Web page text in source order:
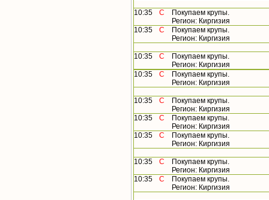
10:35 С
Покупаем крупы.
Регион: Киргизия
10:35
С
Покупаем крупы.
Регион: Киргизия
10:35 С
Покупаем крупы.
Регион: Киргизия
10:35
С
Покупаем крупы.
Регион: Киргизия
10:35 С
Покупаем крупы.
Регион: Киргизия
10:35
С
Покупаем крупы.
Регион: Киргизия
10:35
С
Покупаем крупы.
Регион: Киргизия
10:35 С
Покупаем крупы.
Регион: Киргизия
10:35
С
Покупаем крупы.
Регион: Киргизия